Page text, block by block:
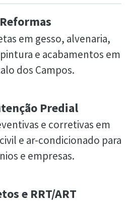
Reformas
em gesso, alvenaria,
e acabamentos em
dos Campos.
Predial
e corretivas em
e ar-condicionado para
e empresas.
e RRT/ART